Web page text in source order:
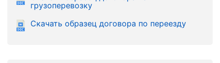
грузоперевозку
Скачать образец договора по переезду